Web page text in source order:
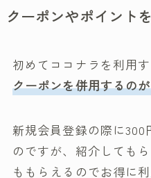
クーポンやポイント
初めてココナラを利用す
クーポンを併用するの
新規会員登録の際に300
のですが、紹介しても
ももらえるのでお得に利